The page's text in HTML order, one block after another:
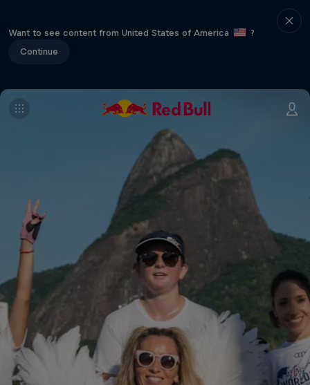
Want to see content from United States of America
?
Continue